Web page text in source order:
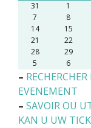
31 1
7
8
14
15
21
22
28
29
5
6
–
EVENEMENT
– SAVOIR OU
KAN U UW